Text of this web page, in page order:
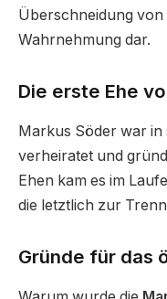
Überschneidung
Wahrnehmung dar.
Die erste Ehe
Markus Söder war
verheiratet und
Ehen kam es im
die letztlich zur
Gründe für das